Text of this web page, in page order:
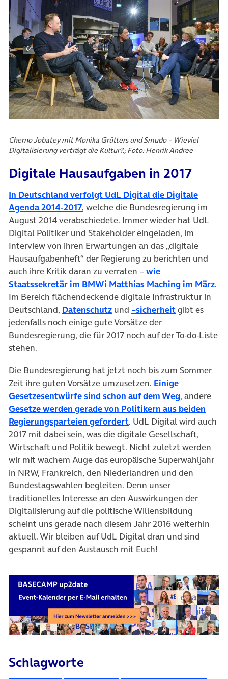
Cherno Jobatey mit Monika Grütters und Smudo – Wieviel
Digitalisierung verträgt die Kultur?.; Foto: Henrik Andree
Digitale Hausaufgaben in 2017
In Deutschland verfolgt UdL Digital die Digitale
Agenda 2014-2017(öffnet in neuem Tab)
, welche die Bundesregierung im
August 2014 verabschiedete. Immer wieder hat UdL
Digital Politiker und Stakeholder eingeladen, im
Interview von ihren Erwartungen an das „digitale
Hausaufgabenheft“ der Regierung zu berichten und
auch ihre Kritik daran zu verraten – wie
Staatssekretär im BMWi Matthias Maching im März.
Im Bereich flächendeckende digitale Infrastruktur in
Deutschland, Datenschutz(öffnet in neuem Tab)
und –sicherheit(öffnet in
gibt es
jedenfalls noch einige gute Vorsätze der
Bundesregierung, die für 2017 noch auf der To-do-Liste
stehen.
Die Bundesregierung hat jetzt noch bis zum Sommer
Zeit ihre guten Vorsätze umzusetzen. Einige
Gesetzesentwürfe sind schon auf dem Weg(öffnet in
, andere
Gesetze werden gerade von Politikern aus beiden
Regierungsparteien gefordert(öffnet in neuem Tab)
. UdL Digital wird auch
2017 mit dabei sein, was die digitale Gesellschaft,
Wirtschaft und Politik bewegt. Nicht zuletzt werden
wir mit wachem Auge das europäische Superwahljahr
in NRW, Frankreich, den Niederlandren und den
Bundestagswahlen begleiten. Denn unser
traditionelles Interesse an den Auswirkungen der
Digitalisierung auf die politische Willensbildung
scheint uns gerade nach diesem Jahr 2016 weiterhin
aktuell. Wir bleiben auf UdL Digital dran und sind
gespannt auf den Austausch mit Euch!
Schlagworte